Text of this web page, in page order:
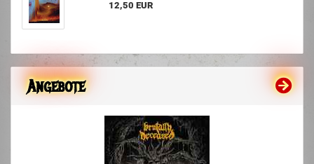
12,50 EUR
Angebote